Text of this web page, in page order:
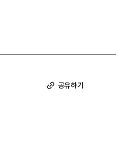
공유하기